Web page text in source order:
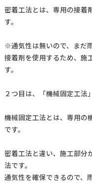
密着工法とは、専用の接着
す。
※通気性は無いので、まだ
接着剤を使用するため、施
す。
２つ目は、「機械固定工法
機械固定工法とは、専用の
です。
密着工法と違い、施工部分
法です。
通気性を確保できるので、